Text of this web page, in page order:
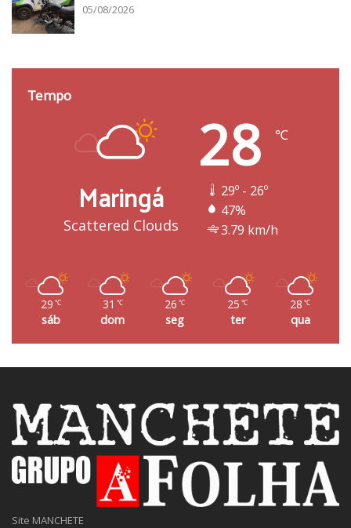
05/08/2026
Tempo
Maringá
Scattered Clouds
28 ℃
29º - 26º
47%
3.79 km/h
29 ℃
sáb
31 ℃
dom
26 ℃
seg
25 ℃
ter
28 ℃
qua
Site MANCHETE